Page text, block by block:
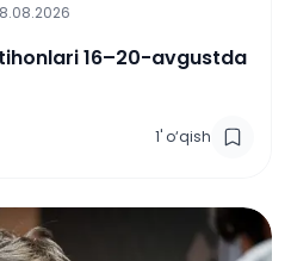
16–20-avgustda
1' o‘qish